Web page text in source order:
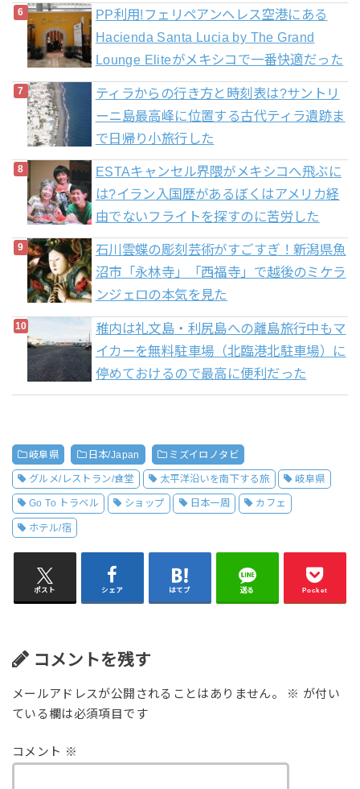
PP利用!フェリペアンヘレス空港にある
Hacienda Santa Lucia by The Grand
Lounge Eliteがメキシコで一番快適だった
ティラからの行き方と時刻表は?サントリ
ーニ島最高峰に位置する古代ティラ遺跡ま
で日帰り小旅行した
ESTAキャンセル界隈がメキシコへ飛ぶに
は?イラン入国歴があるぼくはアメリカ経
由でないフライトを探すのに苦労した
石川雲蝶の彫刻芸術がすごすぎ！新潟県魚
沼市「永林寺」「西福寺」で越後のミケラ
ンジェロの本気を見た
稚内は礼文島・利尻島への離島旅行中もマ
イカーを無料駐車場（北臨港北駐車場）に
停めておけるので最高に便利だった
岐阜県 日本/Japan ミズイロノタビ
グルメ/レストラン/食堂 太平洋沿いを南下する旅 岐阜県
Go To トラベル ショップ 日本一周 カフェ
ホテル/宿
ポスト シェア はてブ 送る Pocket
コメントを残す
メールアドレスが公開されることはありません。 ※ が付い
ている欄は必須項目です
コメント ※